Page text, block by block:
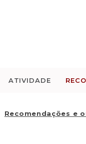
ATIVIDADE
Recomendações e